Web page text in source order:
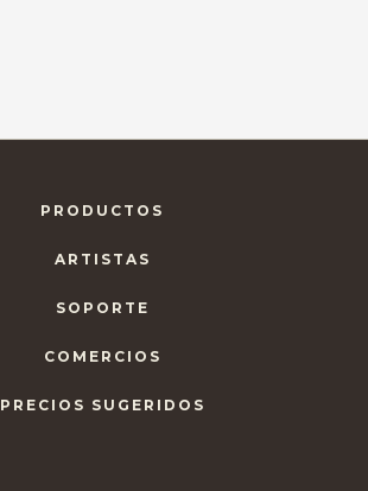
PRODUCTOS
ARTISTAS
SOPORTE
COMERCIOS
PRECIOS SUGERIDOS